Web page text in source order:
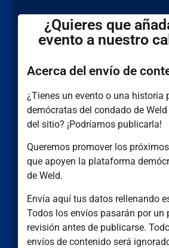
¿Quieres que
evento a nuestro
Acerca del envío de
¿Tienes un evento o una historia
demócratas del condado de
del sitio? ¡Podríamos publicarla!
Queremos promover los
que apoyen la plataforma
de Weld.
Envía aquí tus datos rellenando
Todos los envíos pasarán por un
revisión antes de publicarse.
envíos de contenido será